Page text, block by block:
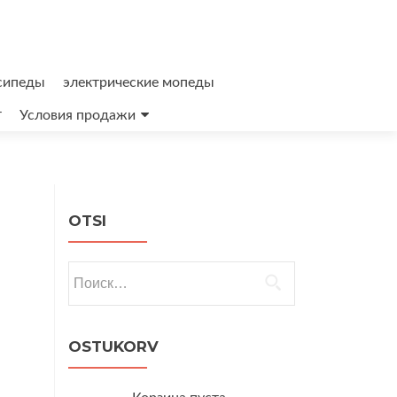
электрические мопеды
Условия продажи
OTSI
OSTUKORV